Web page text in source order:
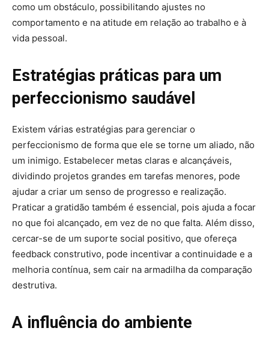
como um obstáculo, possibilitando ajustes no
comportamento e na atitude em relação ao trabalho e à
vida pessoal.
Estratégias práticas para um
perfeccionismo saudável
Existem várias estratégias para gerenciar o
perfeccionismo de forma que ele se torne um aliado, não
um inimigo. Estabelecer metas claras e alcançáveis,
dividindo projetos grandes em tarefas menores, pode
ajudar a criar um senso de progresso e realização.
Praticar a gratidão também é essencial, pois ajuda a focar
no que foi alcançado, em vez de no que falta. Além disso,
cercar-se de um suporte social positivo, que ofereça
feedback construtivo, pode incentivar a continuidade e a
melhoria contínua, sem cair na armadilha da comparação
destrutiva.
A influência do ambiente